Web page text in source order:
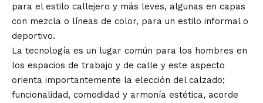
para el estilo callejero y más leves, algunas en capas
con mezcla o líneas de color, para un estilo informal o
deportivo.
La tecnología es un lugar común para los hombres en
los espacios de trabajo y de calle y este aspecto
orienta importantemente la elección del calzado;
funcionalidad, comodidad y armonía estética, acorde